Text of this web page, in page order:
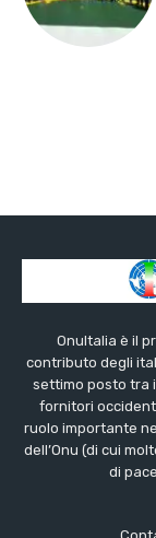
OnuItalia è il
contributo degli
settimo posto tra i
fornitori
ruolo importante
dell’Onu (di cui
di